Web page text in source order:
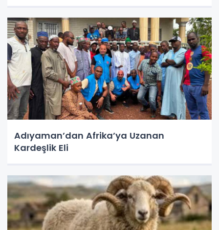
Adıyaman’dan Afrika’ya Uzanan
Kardeşlik Eli